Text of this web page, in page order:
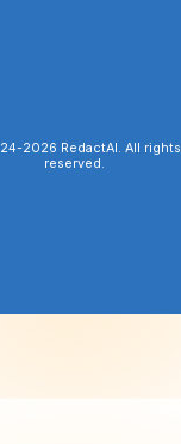
2026 RedactAI. All rights
reserved.